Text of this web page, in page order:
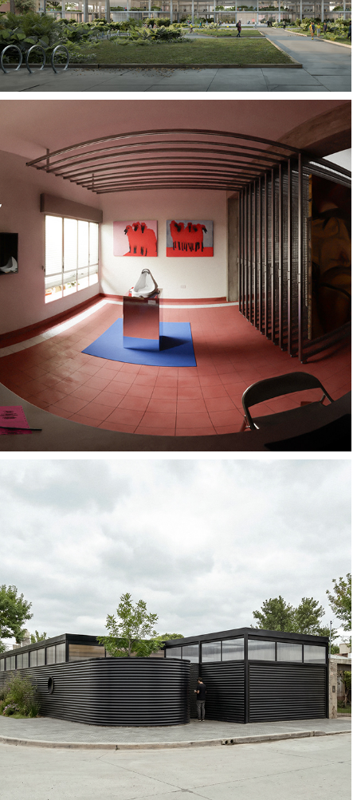
Wunderkammer - Colección Londero
Casa del Herrero